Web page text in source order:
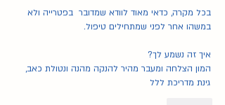
במשהו אחר לפני שמתחילים טיפול.
איך זה נשמע לך?
המון הצלחה ומעבר מהיר להנקה מהנה ונטולת כאב,
גינת מדריכת ללל